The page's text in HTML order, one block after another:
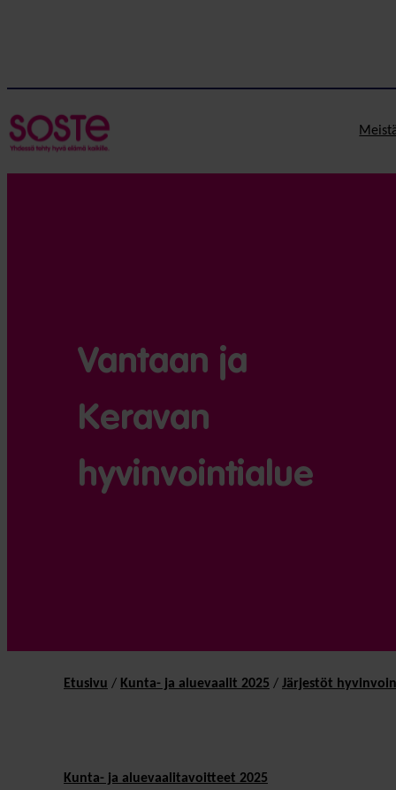
Vantaan ja
Keravan
hyvinvointialue
Etusivu / Kunta- ja aluevaalit 2025 / Järjestöt
Kunta- ja aluevaalitavoitteet 2025